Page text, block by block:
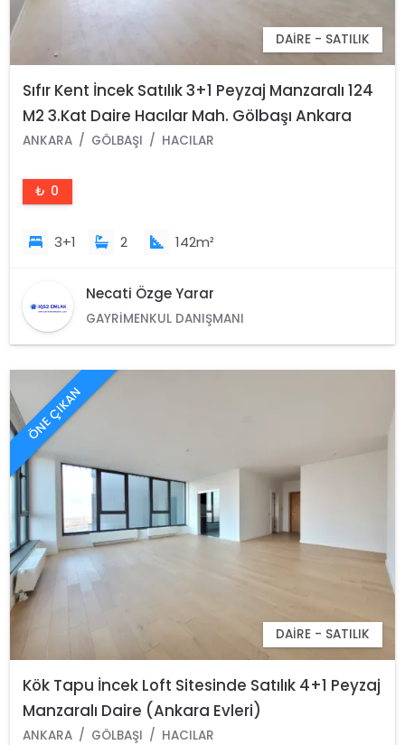
DAIRE - SATILIK
Sıfır Kent İncek Satılık 3+1 Peyzaj Manzaralı 124
M2 3.Kat Daire Hacılar Mah. Gölbaşı Ankara
ANKARA GÖLBAŞI HACILAR
₺ 0
3+1 2 142m²
Necati Özge Yarar
GAYRIMENKUL DANIŞMANI
ÖNE ÇIKAN
DAIRE - SATILIK
Kök Tapu İncek Loft Sitesinde Satılık 4+1 Peyzaj
Manzaralı Daire (Ankara Evleri)
ANKARA GÖLBAŞI HACILAR